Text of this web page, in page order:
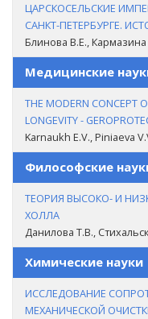
ЦАРСКОСЕЛЬСКИЕ
САНКТ-ПЕТЕРБУРГЕ.
Блинова В.Е., Кармазина
Медицинские
THE MODERN CONCEPT
LONGEVITY -
Karnaukh E.V., Piniaeva
Философские
ТЕОРИЯ ВЫСОКО- И
ХОЛЛА
Данилова Т.В.,
Химические науки
ИССЛЕДОВАНИЕ
МЕХАНИЧЕСКОЙ